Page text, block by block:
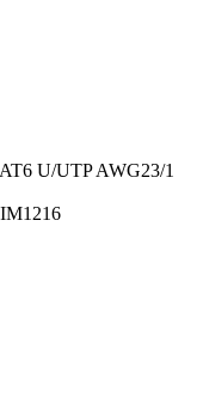
U/UTP AWG23/1